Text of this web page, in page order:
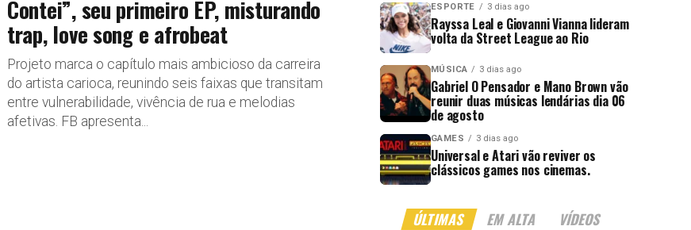
Contei”, seu primeiro EP, misturando
trap, love song e afrobeat
Projeto marca o capítulo mais ambicioso da carreira
do artista carioca, reunindo seis faixas que transitam
entre vulnerabilidade, vivência de rua e melodias
afetivas. FB apresenta...
ESPORTE 3 dias ago
Rayssa Leal e Giovanni Vianna lideram
volta da Street League ao Rio
MÚSICA 3 dias ago
Gabriel O Pensador e Mano Brown vão
reunir duas músicas lendárias dia 06
de agosto
GAMES 3 dias ago
Universal e Atari vão reviver os
clássicos games nos cinemas.
ÚLTIMAS EM ALTA VÍDEOS